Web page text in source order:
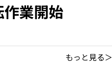
業開始
もっと見る＞